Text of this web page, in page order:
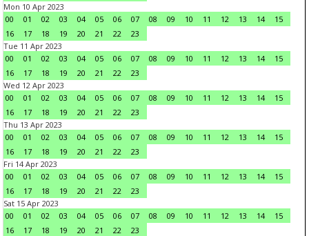
Mon 10 Apr 2023
00
01 02 03 04 05 06 07 08 09 10 11 12 13 14
15
16
17 18 19 20 21 22
23
Tue 11 Apr 2023
00
01 02 03 04 05 06 07 08 09 10 11 12 13 14
15
16
17 18 19 20 21 22
23
Wed 12 Apr 2023
00
01 02 03 04 05 06 07 08 09 10 11 12 13 14
15
16
17 18 19 20 21 22
23
Thu 13 Apr 2023
00
01 02 03 04 05 06 07 08 09 10 11 12 13 14
15
16
17 18 19 20 21 22
23
Fri 14 Apr 2023
00
01 02 03 04 05 06 07 08 09 10 11 12 13 14
15
16
17 18 19 20 21 22
23
Sat 15 Apr 2023
00
01 02 03 04 05 06 07 08 09 10 11 12 13 14
15
16
17 18 19 20 21 22
23